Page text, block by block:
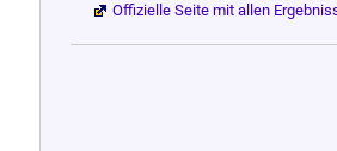
Offizielle Seite mit allen